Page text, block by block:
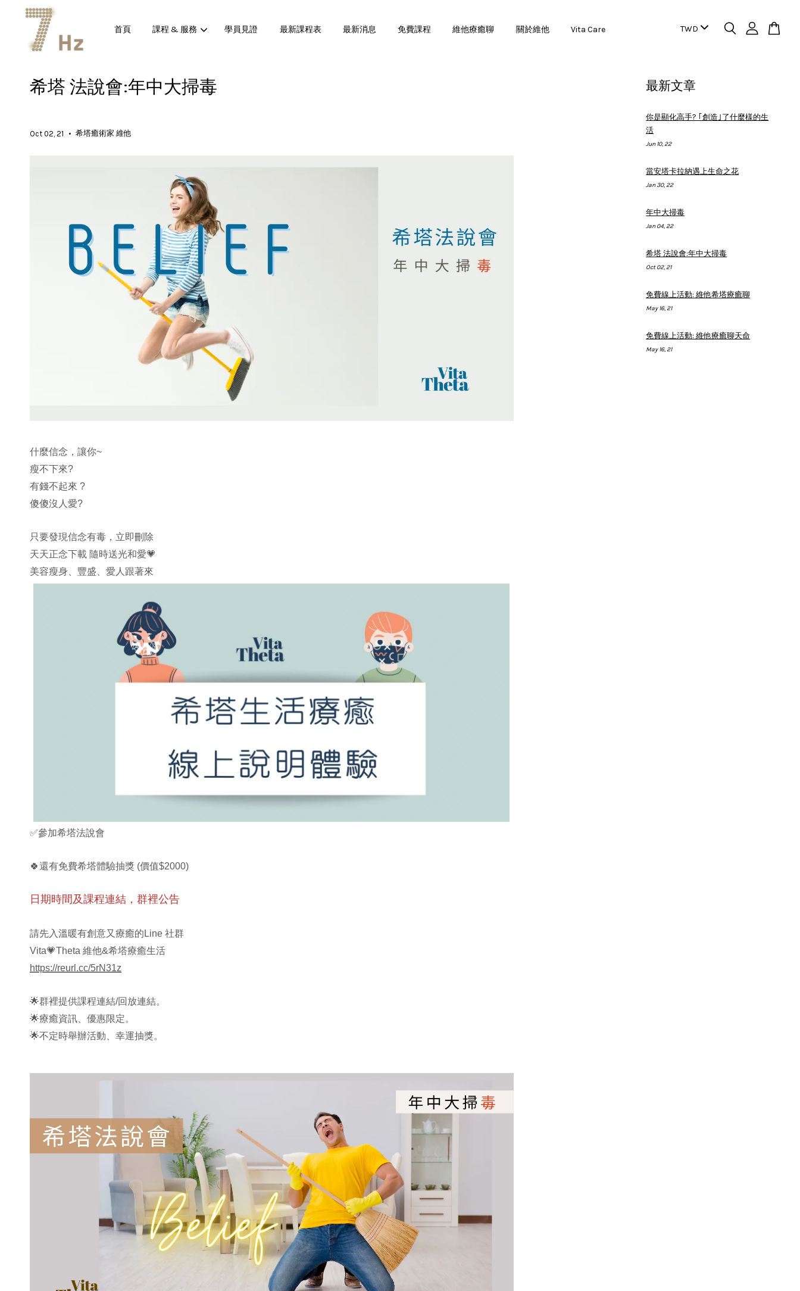
首頁 課程 & 服務 學員見證 最新課程表 最新消息 免費課程 維他療癒聊 關於維他 Vita Care
希塔 法說會:年中大掃毒
Oct 02, 21 • 希塔癒術家 維他
什麼信念，讓你~
瘦不下來?
有錢不起來 ?
傻傻沒人愛?
只要發現信念有毒，立即刪除
天天正念下載 隨時送光和愛💗
美容瘦身、豐盛、愛人跟著來
✅參加希塔法說會
🍀還有免費希塔體驗抽獎 (價值$2000)
日期時間及課程連結，群裡公告
請先入溫暖有創意又療癒的Line 社群
Vita💗Theta 維他&希塔療癒生活
https://reurl.cc/5rN31z
🌟群裡提供課程連結/回放連結。
🌟療癒資訊、優惠限定。
🌟不定時舉辦活動、幸運抽獎。
最新文章
你是顯化高手? ｢創造｣了什麼樣的生
活
Jun 10, 22
當安塔卡拉納遇上生命之花
Jan 30, 22
年中大掃毒
Jan 04, 22
希塔 法說會:年中大掃毒
Oct 02, 21
免費線上活動: 維他希塔療癒聊
May 16, 21
免費線上活動: 維他療癒聊天命
May 16, 21